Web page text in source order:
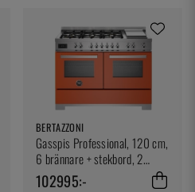
BERTAZZONI
Gasspis Professional, 120 cm,
6 brännare + stekbord, 2
ugnar, Orange - Bertazzon
102995:-